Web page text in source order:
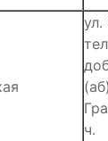
ул.
ч.